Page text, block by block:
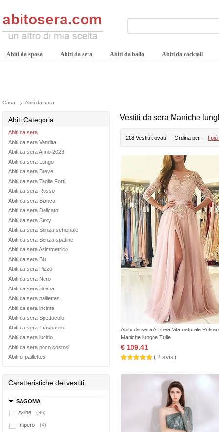
Abiti da sposa Abiti da sera Abiti da ballo Abiti da cocktail
Casa Abiti da sera
Abiti Categoria
Abiti da sera
Abiti da sera Vendita
Abiti da sera Anno 2023
Abiti da sera Lungo
Abiti da sera Breve
Abiti da sera Taglie Forti
Abiti da sera Rosso
Abiti da sera Bianca
Abiti da sera Delicato
Abiti da sera Sexy
Abiti da sera Senza schienale
Abiti da sera Senza spalline
Abiti da sera Asimmetrico
Abiti da sera Blu
Abiti da sera Pizzo
Abiti da sera Nero
Abiti da sera Sirena
Abiti da sera paillettes
Abiti da sera incinta
Abiti da sera Spettacolo
Abiti da sera Trasparenti
Abiti da sera lucido
Abiti da sera poco costosi
Abiti di paillettes
Caratteristiche dei vestiti
SAGOMA
A-line
(96)
Impero (4)
Vestiti da sera Maniche
208 Vestiti trovati Ordina per : I più
Abito da sera A Linea Vita naturale
Maniche lunghe Tulle
€ 109,41
( 2 avis )